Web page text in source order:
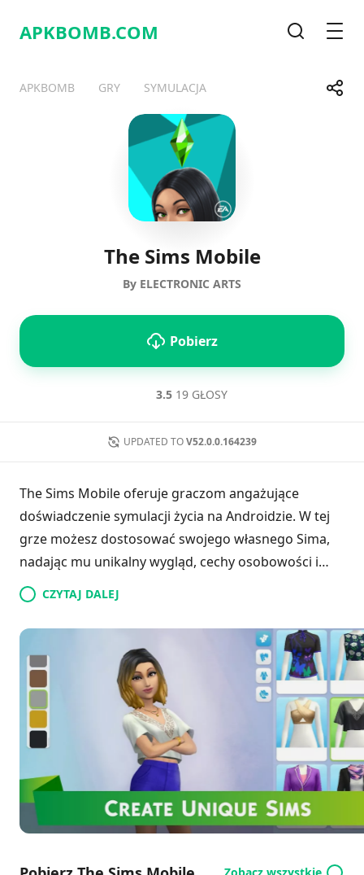
APKBOMB.COM
APKBOMB GRY SYMULACJA
Telegram
The Sims Mobile
By ELECTRONIC ARTS
Pobierz
3.5 19 GŁOSY
UPDATED TO V52.0.0.164239
The Sims Mobile oferuje graczom angażujące
doświadczenie symulacji życia na Androidzie. W tej
grze możesz dostosować swojego własnego Sima,
nadając mu unikalny wygląd, cechy osobowości i
umiejętności. Twórz relacje z innymi Simami,
zdobywaj nagrody i ciesz się swobodą zmiany
strojów codziennie. Ustalaj osobiste cele życiowe,
realizuj kariery takie jak lekarz czy model, i bierz
udział w różnorodnych aktywnościach i misjach.
Gracze mogą zakładać rodziny i kierować rozwojem
swoich dzieci, ciesząc się nieograniczonymi
możliwościami, gdy budują swój wymarzony dom i
prowadzą kolorowy, zrelaksowany styl życia. Zanurz
się w świecie, w którym rozwija się kreatywność i
ambicja.
CZYTAJ DALEJ